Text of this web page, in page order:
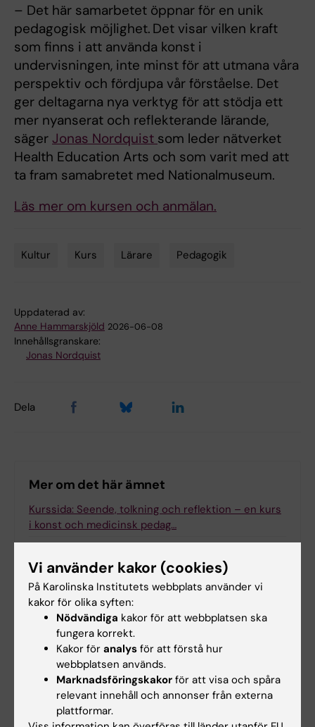
– Det här samarbetet öppnar för en unik
pedagogisk möjlighet. Det visar vilken kraft
som finns i att använda konst i
undervisningen, inte minst för att utmana våra
perspektiv och fördjupa vår förståelse. Det
ger deltagarna nya verktyg för att stödja ett
mer nyanserat och reflekterande lärande,
säger Jonas Nordquist som leder nätverket
Health Education Arts och som varit med att
ta fram samabretet med Nationalmuseum.
Läs mer om kursen och anmälan.
Kultur Kurs Lärare Pedagogik
Uppdaterad av:
Anne Hammarskjöld 2026-06-08
Innehållsgranskare:
Jonas Nordquist
Dela
Mer om det här ämnet
Kurssida: Seende, tolkning och reflektion – en kurs
i konst och medicinsk pedag…
utbildning
Relaterade artiklar
Vi använder kakor (cookies)
På Karolinska Institutets webbplats använder vi
kakor för olika syften:
Nödvändiga kakor för att webbplatsen ska
fungera korrekt.
Kakor för analys för att förstå hur
webbplatsen används.
Marknadsföringskakor för att visa och spåra
relevant innehåll och annonser från externa
plattformar.